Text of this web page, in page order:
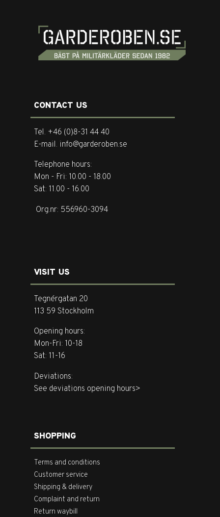
CONTACT US
Tel. +46 (0)8-31 44 40
E-mail. info@garderoben.se
Telephone hours:
Mon - Fri: 10.00 - 18.00
Sat: 11.00 - 16.00
Org.nr: 556960-3094
VISIT US
Tegnérgatan 20
113 59 Stockholm
Opening hours:
Mon-Fri: 10-18
Sat: 11-16
Deviations:
See deviations opening hours>
SHOPPING
Terms and conditions
Customer service
Shipping & delivery
Complaint and return
Return waybill